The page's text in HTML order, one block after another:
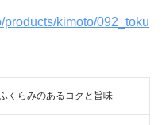
kimoto/092_toku
くらみのあるコクと旨味